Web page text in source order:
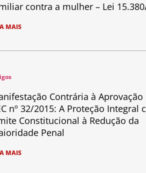
contra a mulher – Lei
MAIS
Contrária à Aprovação
nº 32/2015: A Proteção Integral
Constitucional à Redução da
Penal
MAIS